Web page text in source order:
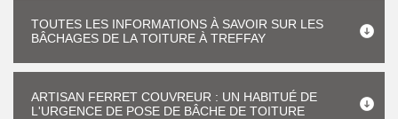
TOUTES LES INFORMATIONS À SAVOIR SUR LES
BÂCHAGES DE LA TOITURE À TREFFAY
ARTISAN FERRET COUVREUR : UN HABITUÉ DE
L'URGENCE DE POSE DE BÂCHE DE TOITURE